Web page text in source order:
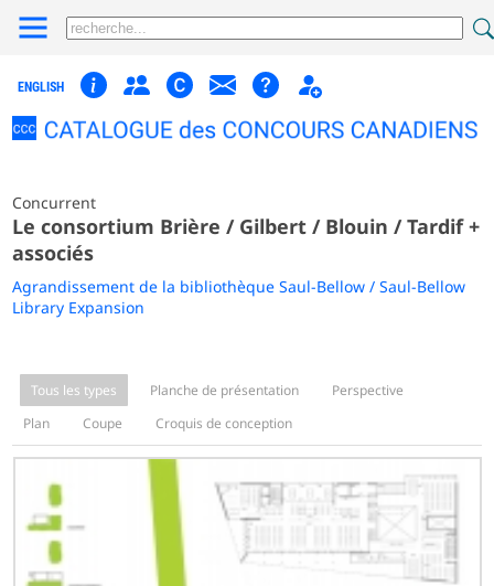
ENGLISH
Concurrent
Le consortium Brière / Gilbert / Blouin / Tardif +
associés
Agrandissement de la bibliothèque Saul-Bellow / Saul-Bellow
Library Expansion
Tous les types Planche de présentation
Perspective
Plan
Coupe Croquis de conception